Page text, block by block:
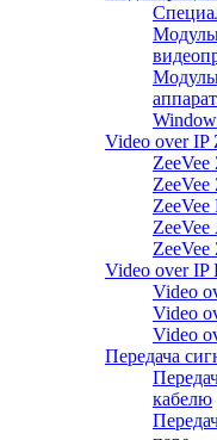
Video over IP
Video over IP
Video
Video
Video
Передача
кабелю